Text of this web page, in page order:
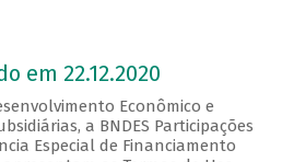
em 22.12.2020
Econômico e
a BNDES Participações
Especial de Financiamento